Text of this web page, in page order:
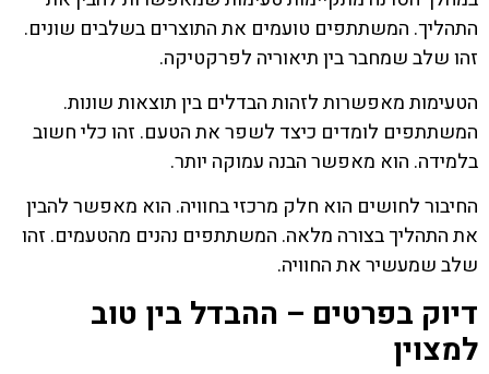
התהליך. המשתתפים טועמים את התוצרים בשלבים שונים.
זהו שלב שמחבר בין תיאוריה לפרקטיקה.
הטעימות מאפשרות לזהות הבדלים בין תוצאות שונות.
המשתתפים לומדים כיצד לשפר את הטעם. זהו כלי חשוב
בלמידה. הוא מאפשר הבנה עמוקה יותר.
החיבור לחושים הוא חלק מרכזי בחוויה. הוא מאפשר להבין
את התהליך בצורה מלאה. המשתתפים נהנים מהטעמים. זהו
שלב שמעשיר את החוויה.
דיוק בפרטים – ההבדל בין טוב
למצוין